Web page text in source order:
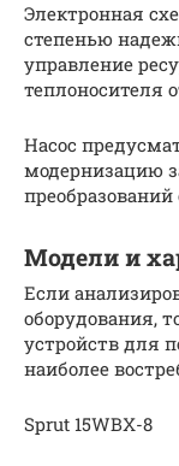
Электронная
степенью
управление
теплоносителя
Насос
модернизацию
Модели и
Если
оборудования,
устройств для
наиболее
Sprut 15WBX-8